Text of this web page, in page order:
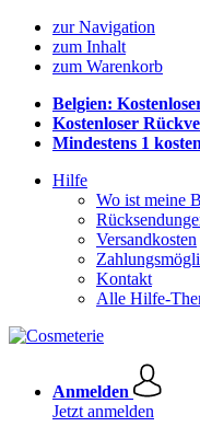
zur Navigation
zum Inhalt
zum Warenkorb
Belgien:
Kostenloser
Mindestens 1
Hilfe
Wo ist meine
Versandkosten
Kontakt
Alle Hilfe-
Anmelden
Jetzt anmelden